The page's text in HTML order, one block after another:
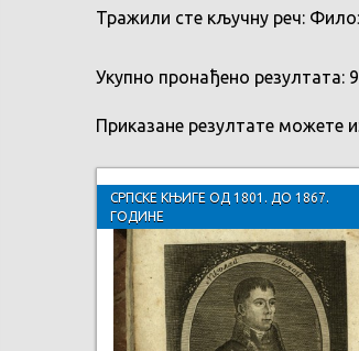
Тражили сте кључну реч:
Укупно пронађено резултата:
Приказане резултате можете
СРПСКЕ КЊИГЕ ОД 1801. ДО 1867.
ГОДИНЕ